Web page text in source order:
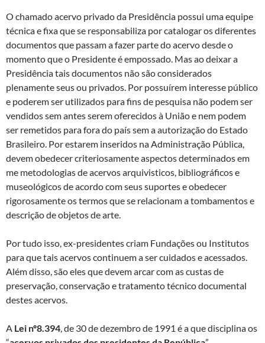
O chamado acervo privado da Presidência possui uma equipe
técnica e fixa que se responsabiliza por catalogar os diferentes
documentos que passam a fazer parte do acervo desde o
momento que o Presidente é empossado. Mas ao deixar a
Presidência tais documentos não são considerados
plenamente seus ou privados. Por possuírem interesse público
e poderem ser utilizados para fins de pesquisa não podem ser
vendidos sem antes serem oferecidos à União e nem podem
ser remetidos para fora do país sem a autorização do Estado
Brasileiro. Por estarem inseridos na Administração Pública,
devem obedecer criteriosamente aspectos determinados em
me metodologias de acervos arquivisticos, bibliográficos e
museológicos de acordo com seus suportes e obedecer
rigorosamente os termos que se relacionam a tombamentos e
descrição de objetos de arte.
Por tudo isso, ex-presidentes criam Fundações ou Institutos
para que tais acervos continuem a ser cuidados e acessados.
Além disso, são eles que devem arcar com as custas de
preservação, conservação e tratamento técnico documental
destes acervos.
A Lei nº8.394, de 30 de dezembro de 1991 é a que disciplina os